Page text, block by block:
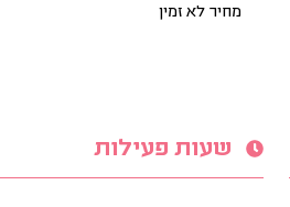
מחיר לא זמין
שעות פעילות